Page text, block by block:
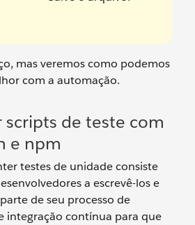
mas veremos como podemos
com a automação.
de teste com
e npm
testes de unidade consiste
a escrevê-los e
de seu processo de
integração contínua para que